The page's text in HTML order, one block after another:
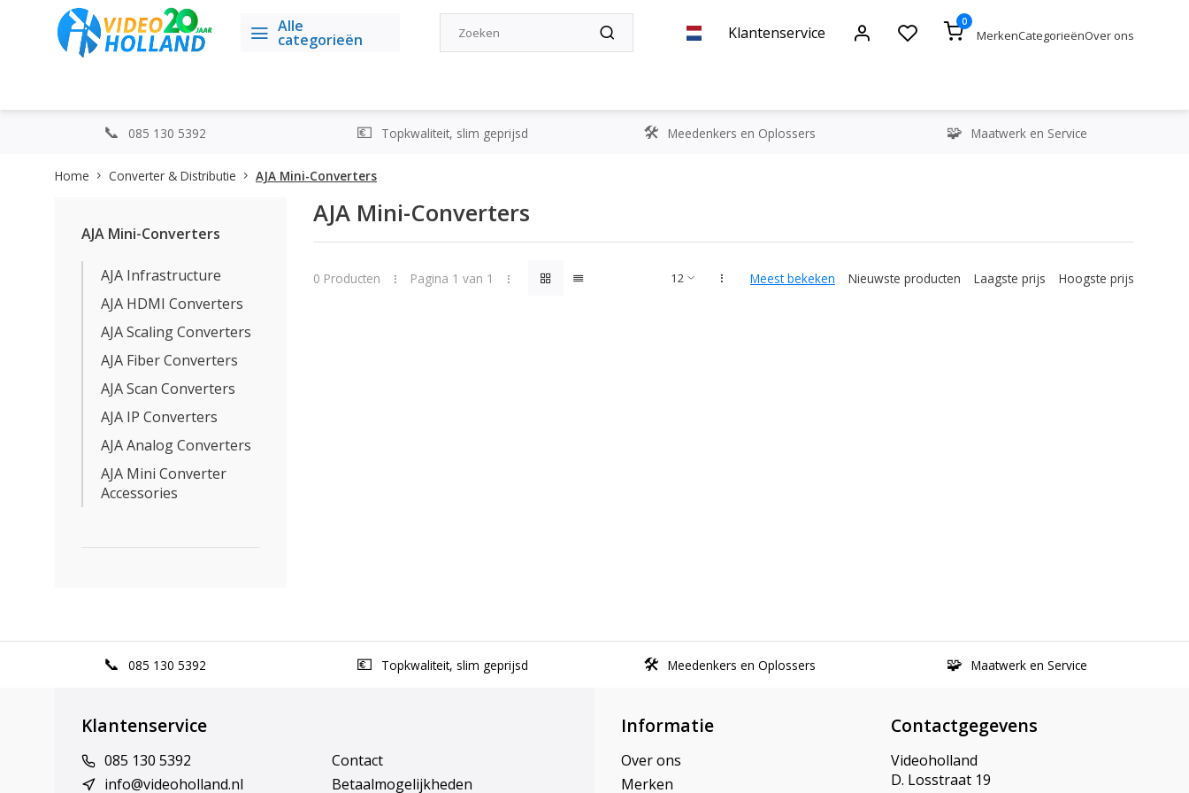
Alle
categorieën Klantenservice
0
MerkenCategorieënOver ons
085 130 5392 Topkwaliteit, slim geprijsd Meedenkers en Oplossers Maatwerk en Service
Home Converter & Distributie AJA Mini-Converters
AJA Mini-Converters
AJA Infrastructure
AJA HDMI Converters
AJA Scaling Converters
AJA Fiber Converters
AJA Scan Converters
AJA IP Converters
AJA Analog Converters
AJA Mini Converter
Accessories
AJA Mini-Converters
0 Producten Pagina 1 van 1 Meest bekeken Nieuwste producten Laagste prijs Hoogste prijs
085 130 5392 Topkwaliteit, slim geprijsd Meedenkers en Oplossers Maatwerk en Service
Klantenservice
085 130 5392
info@videoholland.nl
Contact
Betaalmogelijkheden
Informatie
Over ons
Merken
Contactgegevens
Videoholland
D. Losstraat 19